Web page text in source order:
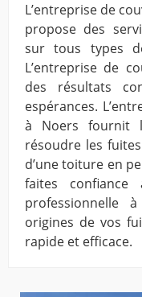
L’entreprise de
propose des
sur tous types
L’entreprise de
des résultats
espérances.
à Noers fournit
résoudre les
d’une toiture en
faites confiance
professionnelle
origines de vos
rapide et efficace.